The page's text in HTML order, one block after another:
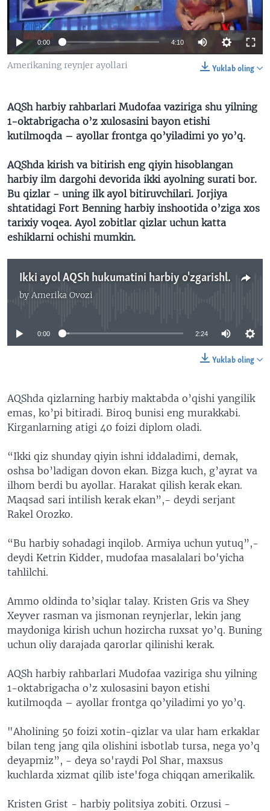
VIDEO
XABARLAR SURATLARDA
ODNOKLASSNIKI
TELEGRAM
TWITTER
0:00 4:10
Yuklab oling
Amerikaning reynjer ayollari
AQSh harbiy rahbarlari Mudofaa vaziriga shu yilning
1-oktabrigacha o’z xulosasini bayon etishi
kutilmoqda – ayollar frontga qo’yiladimi yo yo’q.
AQShda kirish va bitirish eng qiyin hisoblangan
harbiy ilm dargohi devorida ikki ayolning surati bor.
Bu qizlar - uning ilk ayol bitiruvchilari. Jorjiya
shtatidagi Fort Benning harbiy inshootida o’ziga xos
tarixiy voqea. Ayol zobitlar qizlar uchun katta
eshiklarni ochishi mumkin.
Ikki ayol AQSh hukumatini harbiy o'zgarishlar qilishga undamoqda - Navbahor Imamova
by Amerika Ovozi
No media source currently available
0:00 2:24
Yuklab oling
AQShda qizlarning harbiy maktabda o’qishi yangilik
emas, ko’pi bitiradi. Biroq bunisi eng murakkabi.
Kirganlarning atigi 40 foizi diplom oladi.
“Ikki qiz shunday qiyin ishni iddaladimi, demak,
oshsa bo’ladigan dovon ekan. Bizga kuch, g’ayrat va
ilhom berdi bu ayollar. Harakat qilish kerak ekan.
Maqsad sari intilish kerak ekan”,- deydi serjant
Rakel Orozko.
“Bu harbiy sohadagi inqilob. Armiya uchun yutuq”,-
deydi Ketrin Kidder, mudofaa masalalari bo'yicha
tahlilchi.
Ammo oldinda to’siqlar talay. Kristen Gris va Shey
Xeyver rasman va jismonan reynjerlar, lekin jang
maydoniga kirish uchun hozircha ruxsat yo’q. Buning
uchun oliy darajada qarorlar qilinishi kerak.
AQSh harbiy rahbarlari Mudofaa vaziriga shu yilning
1-oktabrigacha o’z xulosasini bayon etishi
kutilmoqda – ayollar frontga qo’yiladimi yo yo’q.
"Aholining 50 foizi xotin-qizlar va ular ham erkaklar
bilan teng jang qila olishini isbotlab tursa, nega yo’q
deyapmiz”, - deya so'raydi Pol Shar, maxsus
kuchlarda xizmat qilib iste'foga chiqqan amerikalik.
Kristen Grist - harbiy politsiya zobiti. Orzusi -